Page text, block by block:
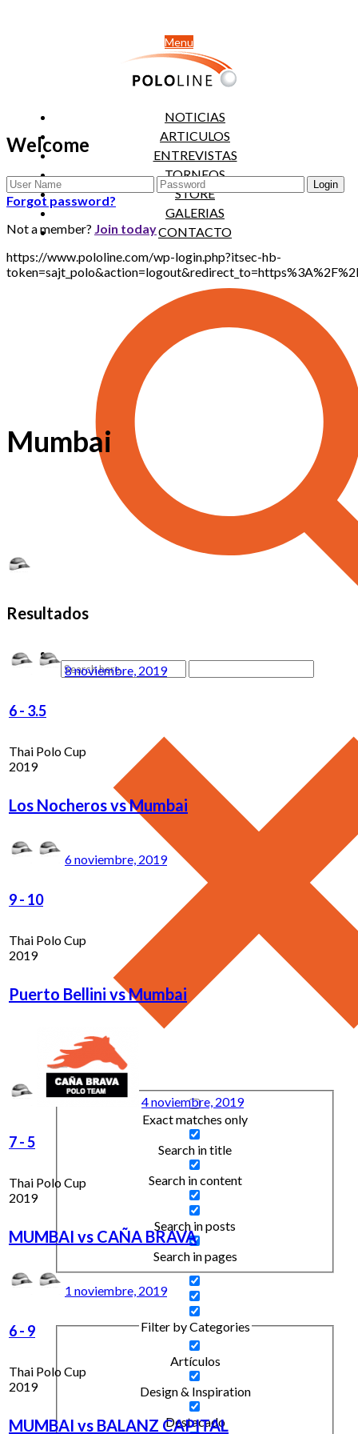
Menu
NOTICIAS
ARTICULOS
ENTREVISTAS
TORNEOS
STORE
GALERIAS
CONTACTO
Exact matches only
Search in title
Search in content
Search in posts
Search in pages
Filter by Categories
Artículos
Design & Inspiration
Destacado
Welcome
Forgot password?
Not a member? Join today
https://www.pololine.com/wp-login.php?itsec-hb-
Mumbai
Resultados
8 noviembre, 2019
6- 3.5
Thai Polo Cup
2019
Los Nocheros vs Mumbai
6 noviembre, 2019
9- 10
Thai Polo Cup
2019
Puerto Bellini vs Mumbai
4 noviembre, 2019
7-5
Thai Polo Cup
2019
MUMBAI vs CAÑA BRAVA
1 noviembre, 2019
6- 9
Thai Polo Cup
2019
MUMBAI vs BALANZ CAPITAL